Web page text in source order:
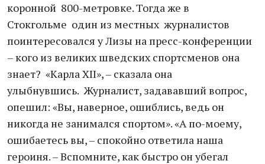
коронной 800-метровке. Тогда же в
Стокгольме один из местных журналистов
поинтересовался у Лизы на пресс-конференции
– кого из великих шведских спортсменов она
знает? «Карла XII», – сказала она
улыбнувшись. Журналист, задававший вопрос,
опешил: «Вы, наверное, ошиблись, ведь он
никогда не занимался спортом». «А по-моему,
ошибаетесь вы, – спокойно ответила наша
героиня. – Вспомните, как быстро он убегал